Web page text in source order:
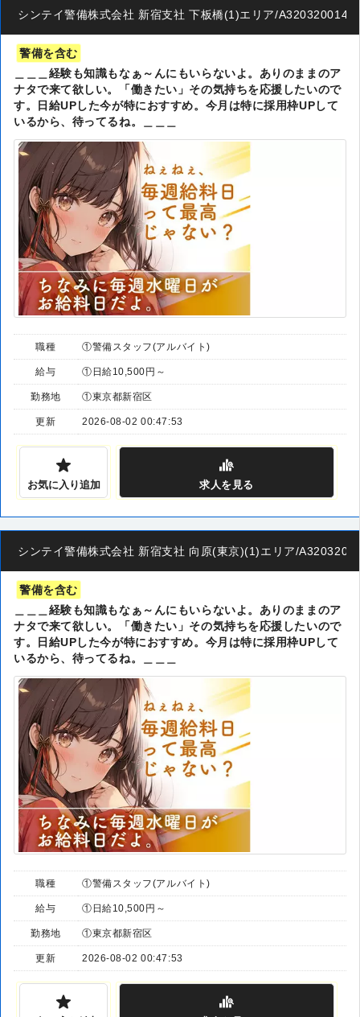
シンテイ警備株式会社 新宿支社 下板橋(1)エリア/A3203200140
警備を含む
＿＿＿経験も知識もなぁ～んにもいらないよ。ありのままのア
ナタで来て欲しい。「働きたい」その気持ちを応援したいので
す。日給UPした今が特におすすめ。今月は特に採用枠UPして
いるから、待ってるね。＿＿＿
職種 ①警備スタッフ(アルバイト)
給与 ①日給10,500円～
勤務地 ①東京都新宿区
更新 2026-08-02 00:47:53
お気に入り追加 求人を見る
シンテイ警備株式会社 新宿支社 向原(東京)(1)エリア/
警備を含む
＿＿＿経験も知識もなぁ～んにもいらないよ。ありのままのア
ナタで来て欲しい。「働きたい」その気持ちを応援したいので
す。日給UPした今が特におすすめ。今月は特に採用枠UPして
いるから、待ってるね。＿＿＿
職種 ①警備スタッフ(アルバイト)
給与 ①日給10,500円～
勤務地 ①東京都新宿区
更新 2026-08-02 00:47:53